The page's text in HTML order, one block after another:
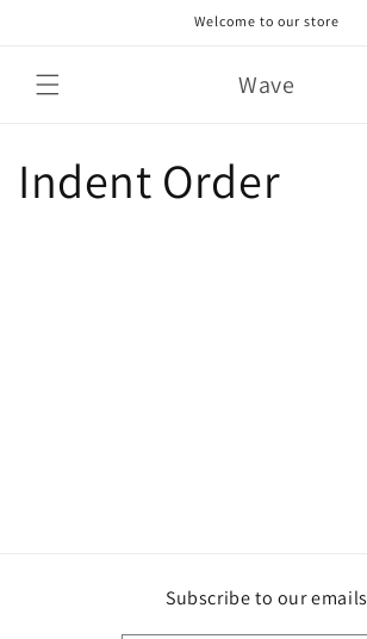
Welcome to our store
Wave
Indent Order
Subscribe to our emails